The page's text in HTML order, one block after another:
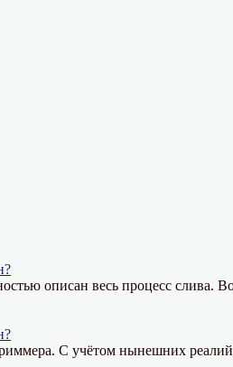
описан весь процесс слива.
С учётом нынешних